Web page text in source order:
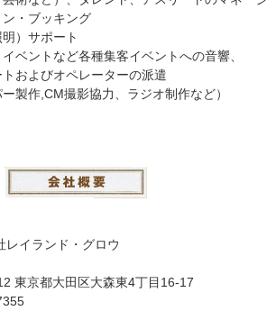
ン・ブッキング
）サポート
ベントなど各種集客イベントへの音響、
およびオペレーターの派遣
製作,CM撮影協力、ラジオ制作など）
イランド・グロウ
京都大田区大森東4丁目16-17